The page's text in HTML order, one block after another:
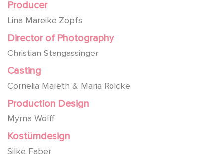
Producer
Lina Mareike Zopfs
Director of Photography
Christian Stangassinger
Casting
Cornelia Mareth & Maria Rölcke
Production Design
Myrna Wolff
Kostümdesign
Silke Faber